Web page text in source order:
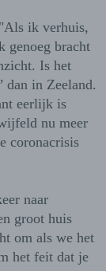
ik verhuis,
genoeg bracht
Is het
dan in Zeeland.
eerlijk is
nu meer
coronacrisis
naar
groot huis
om als we het
het feit dat je